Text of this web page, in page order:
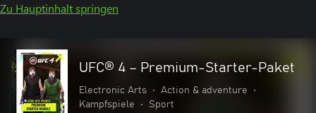
Zu Hauptinhalt springen
UFC® 4 – Premium-Starter-Paket
Electronic Arts • Action & adventure
•
Kampfspiele
• Sport